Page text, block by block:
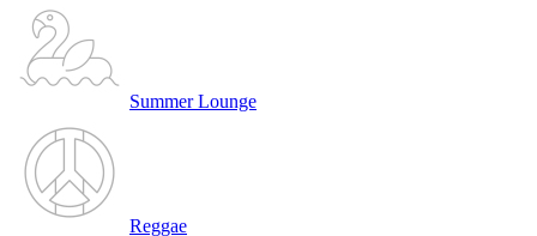
Summer Lounge
Reggae